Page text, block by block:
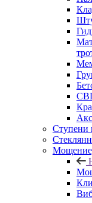
Ступени
Мощение,